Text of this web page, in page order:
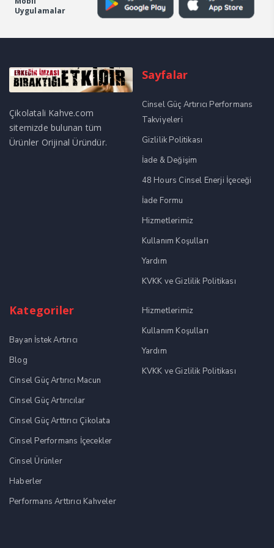
Uygulamalar
Çikolatali Kahve.com
sitemizde bulunan tüm
Ürünler Orijinal Üründür.
Sayfalar
Cinsel Güç Artırıcı Performans
Takviyeleri
Gizlilik Politikası
İade & Değişim
48 Hours Cinsel Enerji İçeceği
İade Formu
Hizmetlerimiz
Kullanım Koşulları
Yardım
KVKK ve Gizlilik Politikası
Kategoriler
Bayan İstek Artırıcı
Blog
Cinsel Güç Artırıcı Macun
Cinsel Güç Artırıcılar
Cinsel Güç Arttırıcı Çikolata
Cinsel Performans İçecekler
Cinsel Ürünler
Haberler
Performans Arttırıcı Kahveler
Hizmetlerimiz
Kullanım Koşulları
Yardım
KVKK ve Gizlilik Politikası